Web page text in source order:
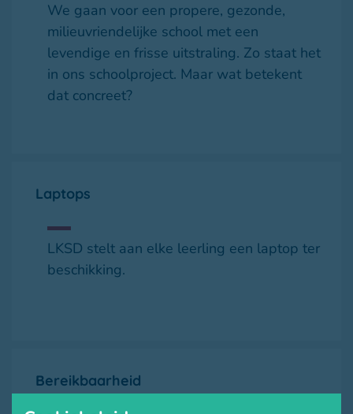
We gaan voor een propere, gezonde,
milieuvriendelijke school met een
levendige en frisse uitstraling. Zo staat het
in ons schoolproject. Maar wat betekent
dat concreet?
Laptops
LKSD stelt aan elke leerling een laptop ter
beschikking.
Bereikbaarheid